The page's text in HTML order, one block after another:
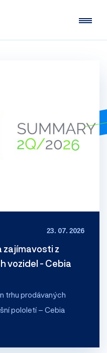
23. 07. 2026
z
vozidel - Cebia
trhu prodávaných
pololetí – Cebia